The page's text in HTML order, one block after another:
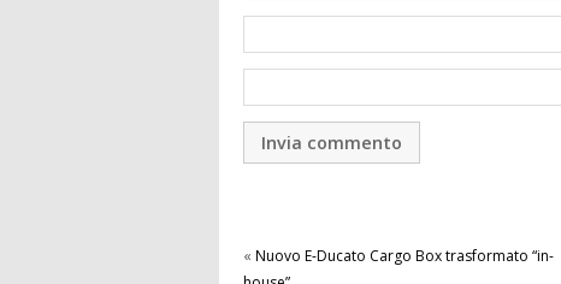
« Nuovo E-Ducato Cargo Box trasformato “in-